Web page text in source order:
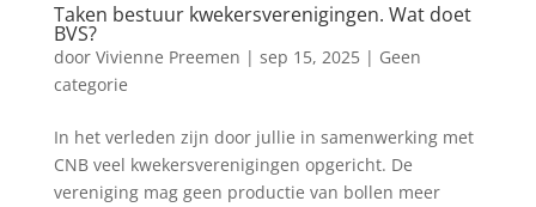
Taken bestuur kwekersverenigingen. Wat doet
BVS?
door Vivienne Preemen | sep 15, 2025| Geen
categorie
In het verleden zijn door jullie in samenwerking met
CNB veel kwekersverenigingen opgericht. De
vereniging mag geen productie van bollen meer